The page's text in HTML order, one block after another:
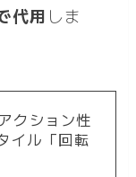
代用 しま
クション性
イル「回転